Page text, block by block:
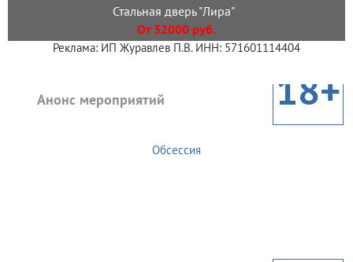
Стальная дверь "Лира"
От 32000 руб.
Реклама: ИП Журавлев П.В. ИНН: 571601114404
Анонс мероприятий 18+
Обсессия